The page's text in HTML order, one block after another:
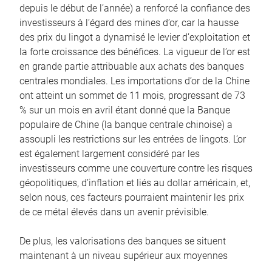
depuis le début de l’année) a renforcé la confiance des
investisseurs à l’égard des mines d’or, car la hausse
des prix du lingot a dynamisé le levier d’exploitation et
la forte croissance des bénéfices. La vigueur de l’or est
en grande partie attribuable aux achats des banques
centrales mondiales. Les importations d’or de la Chine
ont atteint un sommet de 11 mois, progressant de 73
% sur un mois en avril étant donné que la Banque
populaire de Chine (la banque centrale chinoise) a
assoupli les restrictions sur les entrées de lingots. L’or
est également largement considéré par les
investisseurs comme une couverture contre les risques
géopolitiques, d’inflation et liés au dollar américain, et,
selon nous, ces facteurs pourraient maintenir les prix
de ce métal élevés dans un avenir prévisible.
De plus, les valorisations des banques se situent
maintenant à un niveau supérieur aux moyennes